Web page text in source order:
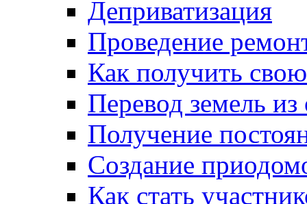
Деприватизация
Проведение
Как получить
Перевод земель
Получение
Создание
Как стать